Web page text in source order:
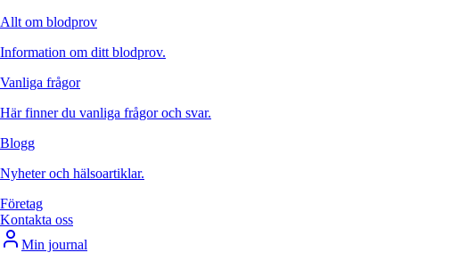
Allt om blodprov
Information om ditt blodprov.
Vanliga frågor
Här finner du vanliga frågor och svar.
Blogg
Nyheter och hälsoartiklar.
Företag
Kontakta oss
Min journal